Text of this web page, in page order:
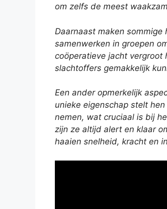
om zelfs de meest
Daarnaast maken sommige
samenwerken in groepen
coöperatieve jacht vergroot
slachtoffers gemakkelijk
Een ander opmerkelijk
unieke eigenschap stelt
nemen, wat cruciaal is bij
zijn ze altijd alert en klaar
haaien snelheid, kracht en